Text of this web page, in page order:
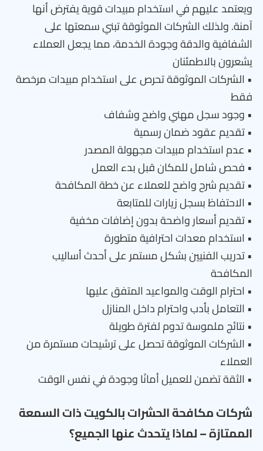
ويعتمد عليهم في استخدام مبيدات قوية يفترض أنها
آمنة. ولذلك الشركات الموثوقة تبني سمعتها على
الشفافية والدقة وجودة الخدمة، مما يجعل العملاء
يشعرون بالاطمئنان
• الشركات الموثوقة تحرص على استخدام مبيدات مرخصة
فقط
• وجود سجل مهني واضح وشفاف
• تقديم عقود ضمان رسمية
• عدم استخدام مبيدات مجهولة المصدر
• فحص شامل للمكان قبل بدء العمل
• تقديم شرح واضح للعملاء عن خطة المكافحة
• الاحتفاظ بسجل زيارات للمتابعة
• تقديم أسعار واضحة بدون إضافات مخفية
• استخدام معدات احترافية متطورة
• تدريب الفنيين بشكل مستمر على أحدث أساليب
المكافحة
• احترام الوقت والمواعيد المتفق عليها
• التعامل بأدب واحترام داخل المنازل
• نتائج ملموسة تدوم لفترة طويلة
• الشركات الموثوقة تحصل على ترشيحات مستمرة من
العملاء
• الثقة تضمن للعميل أمانًا وجودة في نفس الوقت
شركات مكافحة الحشرات بالكويت ذات السمعة
الممتازة – لماذا يتحدث عنها الجميع؟